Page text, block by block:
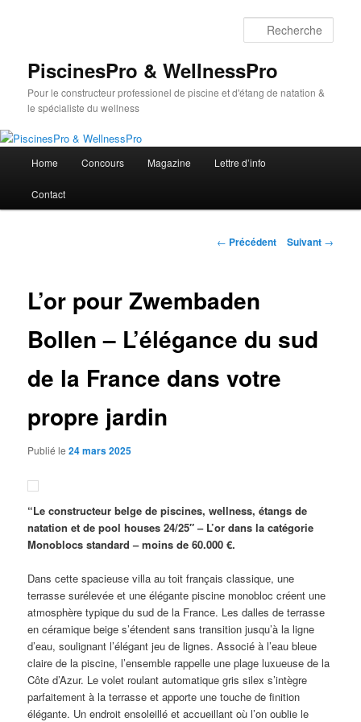
PiscinesPro & WellnessPro
Pour le constructeur professionel de piscine et d'étang de natation &
le spécialiste du wellness
principal
Home Concours Magazine Lettre d’info
Contact
Navigation
← Précédent Suivant →
L’or pour Zwembaden
Bollen – L’élégance du sud
de la France dans votre
propre jardin
Publié le24 mars 2025
“Le constructeur belge de piscines, wellness, étangs de
natation et de pool houses 24/25″ – L’or dans la catégorie
Monoblocs standard – moins de 60.000 €.
Dans cette spacieuse villa au toit français classique, une
terrasse surélevée et une élégante piscine monobloc créent une
atmosphère typique du sud de la France. Les dalles de terrasse
en céramique beige s’étendent sans transition jusqu’à la ligne
d’eau, soulignant l’élégant jeu de lignes. Associé à l’eau bleue
claire de la piscine, l’ensemble rappelle une plage luxueuse de la
Côte d’Azur. Le volet roulant automatique gris silex s’intègre
parfaitement à la terrasse et apporte une touche de finition
élégante. Un endroit ensoleillé et accueillant où l’on oublie le